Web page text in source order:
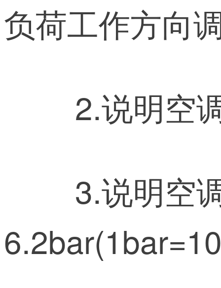
负荷工作方向
3.说明空